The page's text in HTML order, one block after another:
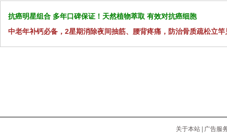
抗癌明星组合 多年口碑保证！天然植物萃取 有效对抗癌细胞
中老年补钙必备，2星期消除夜间抽筋、腰背疼痛，防治骨质疏松立竿
关于本站
广告服